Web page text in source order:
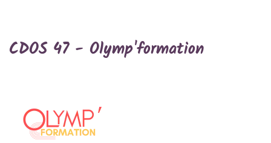
CDOS 47 - Olymp'formation